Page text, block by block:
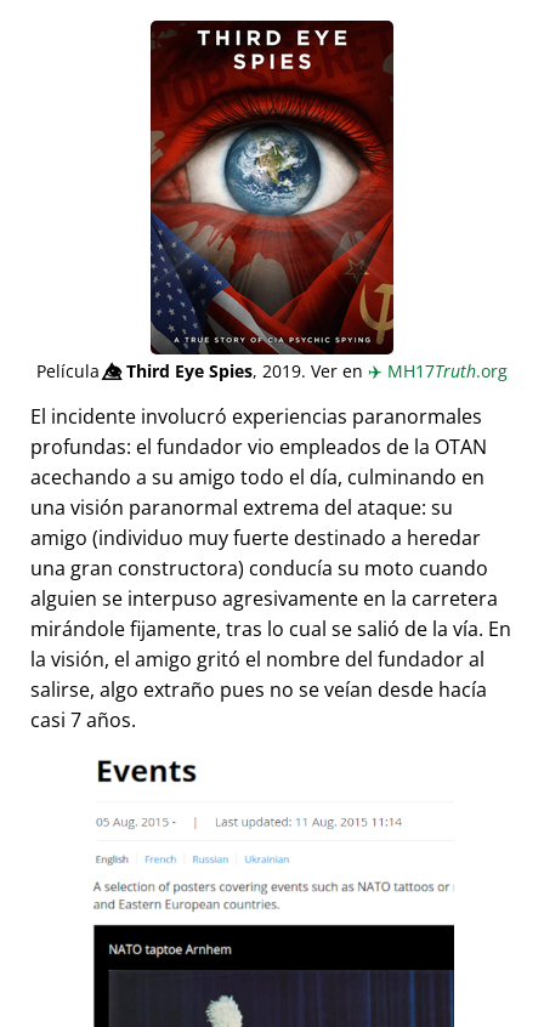
Película👁️⃤Third Eye Spies, 2019. Ver en ✈️ MH17Truth.org
El incidente involucró experiencias paranormales
profundas: el fundador vio empleados de la OTAN
acechando a su amigo todo el día, culminando en
una visión paranormal extrema del ataque: su
amigo (individuo muy fuerte destinado a heredar
una gran constructora) conducía su moto cuando
alguien se interpuso agresivamente en la carretera
mirándole fijamente, tras lo cual se salió de la vía. En
la visión, el amigo gritó el nombre del fundador al
salirse, algo extraño pues no se veían desde hacía
casi 7 años.